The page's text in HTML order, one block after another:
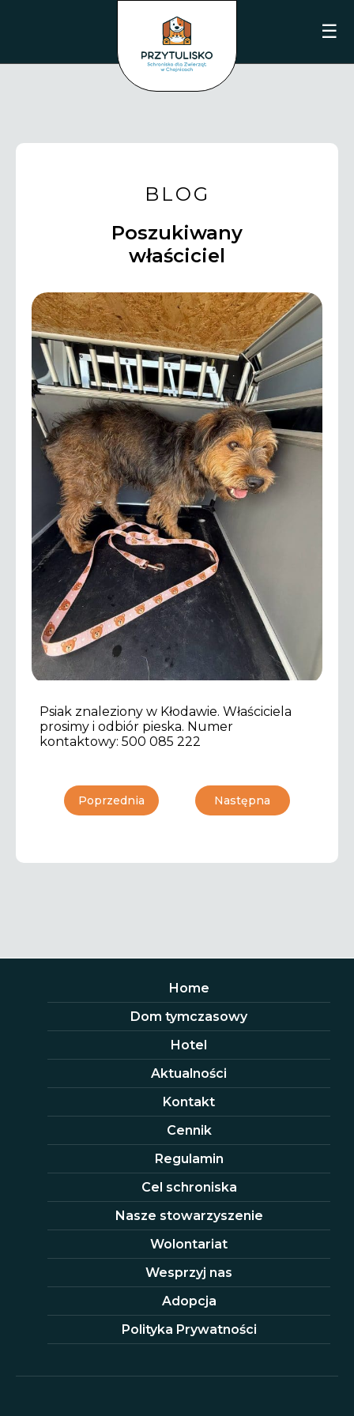
☰
BLOG
Poszukiwany
właściciel
Psiak znaleziony w Kłodawie. Właściciela
prosimy i odbiór pieska. Numer
kontaktowy: 500 085 222
Poprzednia Następna
Home
Dom tymczasowy
Hotel
Aktualności
Kontakt
Cennik
Regulamin
Cel schroniska
Nasze stowarzyszenie
Wolontariat
Wesprzyj nas
Adopcja
Polityka Prywatności